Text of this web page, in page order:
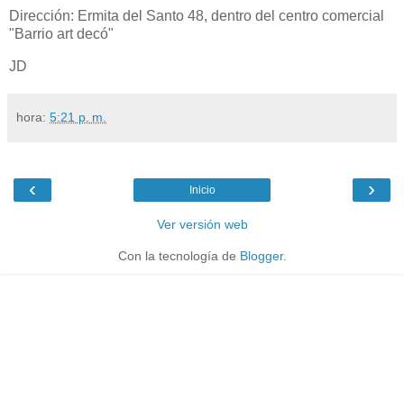
Dirección: Ermita del Santo 48, dentro del centro comercial
"Barrio art decó"
JD
hora: 5:21 p. m.
‹ ›
Inicio
Ver versión web
Con la tecnología de Blogger.